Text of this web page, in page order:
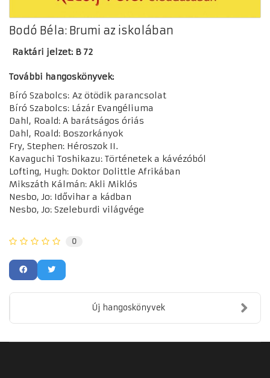
Bodó Béla: Brumi az iskolában
Raktári jelzet: B 72
További hangoskönyvek:
Bíró Szabolcs: Az ötödik parancsolat
Bíró Szabolcs: Lázár Evangéliuma
Dahl, Roald: A barátságos óriás
Dahl, Roald: Boszorkányok
Fry, Stephen: Héroszok II.
Kavaguchi Toshikazu: Történetek a kávézóból
Lofting, Hugh: Doktor Dolittle Afrikában
Mikszáth Kálmán: Akli Miklós
Nesbo, Jo: Idővihar a kádban
Nesbo, Jo: Szeleburdi világvége
0
Új hangoskönyvek